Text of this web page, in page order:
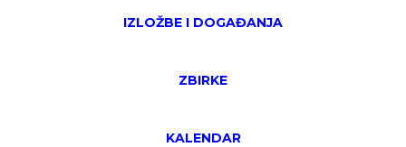
IZLOŽBE I DOGAĐANJA
ZBIRKE
KALENDAR